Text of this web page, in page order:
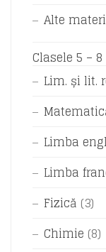
Alte
Clasele 5 – 8
Lim. și lit.
Limba
Limba
Fizică (3)
Chimie (8)